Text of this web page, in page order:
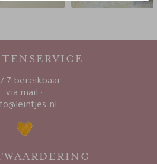
7 bereikbaar
via mail :